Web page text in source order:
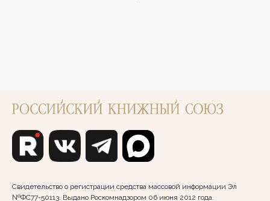
Свидетельство о регистрации средства массовой информации Эл
№ФС77-50113. Выдано Роскомнадзором 06 июня 2012 года.